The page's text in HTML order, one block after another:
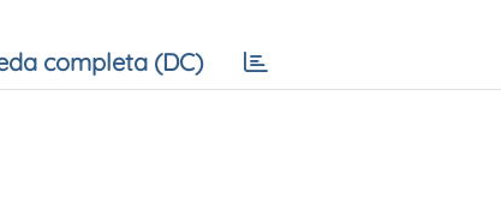
completa (DC)